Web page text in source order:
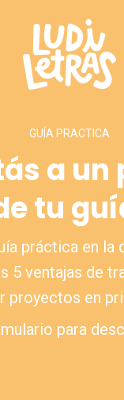
GUÍA PRACTICA
a un
tu
práctica en la
5 ventajas de
proyectos en
para